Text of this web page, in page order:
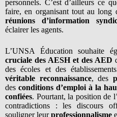
personnels. C’est d’ailleurs ce
faire, en organisant tout au long
réunions d’information
éclairer les agents.
L’UNSA Éducation souhaite
cruciale des AESH et des AED
des écoles et des
véritable reconnaissance, des
des conditions d’emploi à la
confiées. Pourtant, la position de
contradictions : les discours
souligner leurprofessionnalisme